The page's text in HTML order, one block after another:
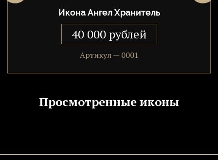
ведет учет добрых дел, чтобы ходатайствовать перед Богом
на высшем суде.Икона Ангел Хранитель
40 000 рублей
Артикул — 0001
Просмотренные иконы